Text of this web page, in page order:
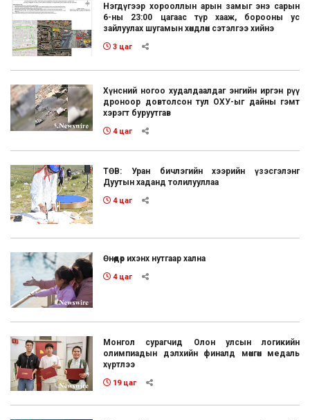
Нэгдүгээр хорооллын арын замыг энэ сарын
6-ны 23:00 цагаас түр хааж, борооны ус
зайлуулах шугамын хөндлөн сэтэлгээ хийнэ
3 цаг
Хүнсний ногоо худалдаалдаг энгийн иргэн рүү
дроноор довтолсон тул ОХУ-ыг дайны гэмт
хэрэгт буруутгав
4 цаг
ТӨВ: Уран бичлэгийн хээрийн үзэсгэлэнг
Дуутын хаданд толилууллаа
4 цаг
Өнөөдөр ихэнх нутгаар хална
4 цаг
Монгол сурагчид Олон улсын логикийн
олимпиадын дэлхийн финалд мөнгөн медаль
хүртлээ
19 цаг